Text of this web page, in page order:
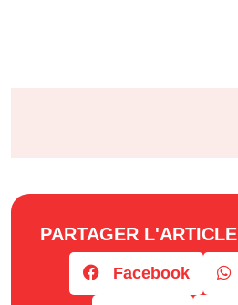
PARTAGER L'ARTICLE
Facebook